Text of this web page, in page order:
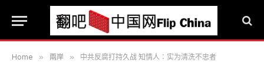
Home » 兩岸 » 中共反腐打持久战 知情人：实为清洗不忠者